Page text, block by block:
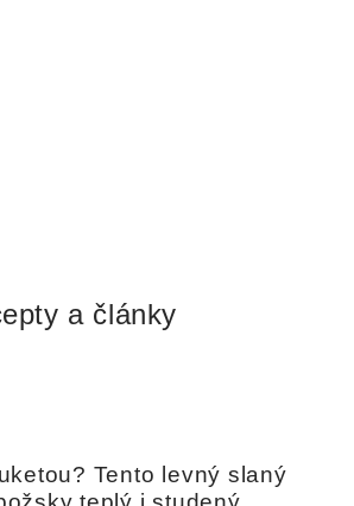
a články
Tento levný slaný